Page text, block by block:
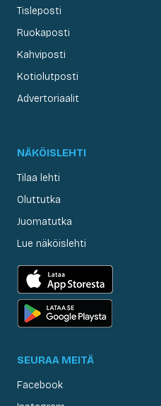
Tisleposti
Ruokaposti
Kahviposti
Kotiolutposti
Advertoriaalit
NÄKÖISLEHTI
Tilaa lehti
Oluttutka
Juomatutka
Lue näköislehti
SEURAA MEITÄ
Facebook